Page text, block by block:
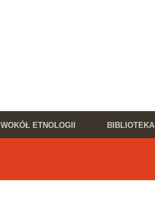
WOKÓŁ ETNOLOGII BIBLIOTEKA